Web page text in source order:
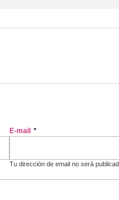
E-mail *
Tu dirección de email no será